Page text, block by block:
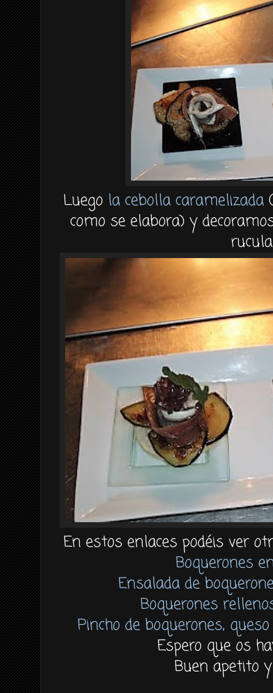
Luego la cebolla caramelizada
como se elabora) y
En estos enlaces podéis ver
Boquerones
Ensalada de
Boquerones
Pincho de boquerones,
Espero que os
Buen apetito